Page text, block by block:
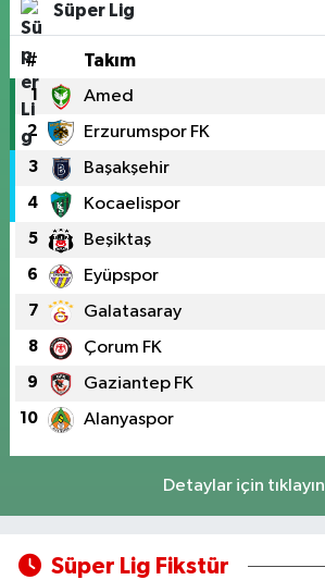
Süper Lig
# Takım
1 Amed
2 Erzurumspor FK
3 Başakşehir
4 Kocaelispor
5 Beşiktaş
6 Eyüpspor
7 Galatasaray
8 Çorum FK
9 Gaziantep FK
10 Alanyaspor
Detaylar için tıklayın
Süper Lig Fikstür